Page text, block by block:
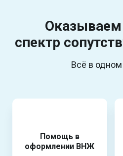
спектр
Всё в
Помощь в
оформлении ВНЖ